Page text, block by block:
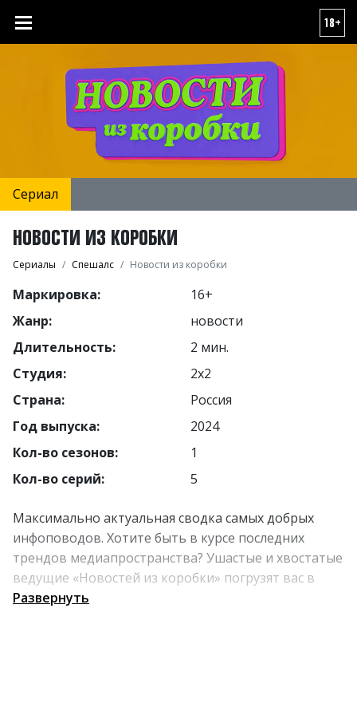
18+
Сериал
НОВОСТИ ИЗ КОРОБКИ
Сериалы Спешалс Новости из коробки
Маркировка:
16+
Жанр:
новости
Длительность:
2 мин.
Студия:
2х2
Страна:
Россия
Год выпуска:
2024
Кол-во сезонов:
1
Кол-во серий:
5
Максимально актуальная сводка самых добрых
инфоповодов. Хотите быть в курсе последних
трендов медиапространства? Ушастые и хвостатые
ведущие «Новостей из коробки» погрузят вас в
суть дела!
Развернуть